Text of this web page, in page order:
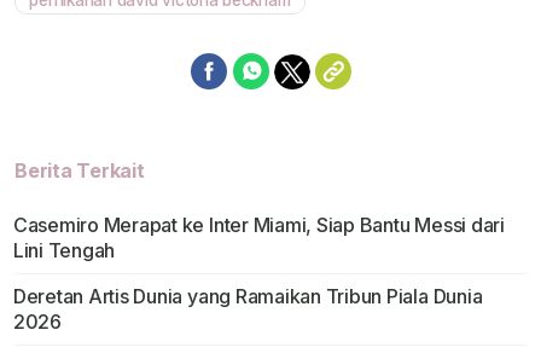
Berita Terkait
Casemiro Merapat ke Inter Miami, Siap Bantu Messi dari
Lini Tengah
Deretan Artis Dunia yang Ramaikan Tribun Piala Dunia
2026